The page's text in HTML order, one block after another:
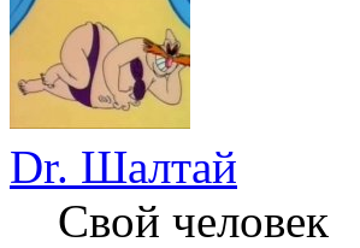
Dr. Шалтай
Свой человек